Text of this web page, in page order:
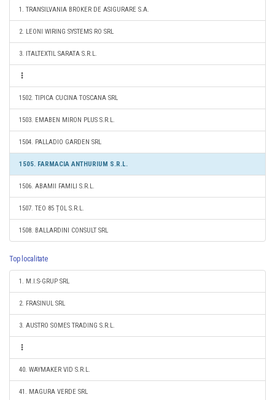
1. TRANSILVANIA BROKER DE ASIGURARE S.A.
2. LEONI WIRING SYSTEMS RO SRL
3. ITALTEXTIL SARATA S.R.L.
1502. TIPICA CUCINA TOSCANA SRL
1503. EMABEN MIRON PLUS S.R.L.
1504. PALLADIO GARDEN SRL
1505. FARMACIA ANTHURIUM S.R.L.
1506. ABAMII FAMILI S.R.L.
1507. TEO 85 ȚOL S.R.L.
1508. BALLARDINI CONSULT SRL
Top localitate
1. M.I.S-GRUP SRL
2. FRASINUL SRL
3. AUSTRO SOMES TRADING S.R.L.
40. WAYMAKER VID S.R.L.
41. MAGURA VERDE SRL